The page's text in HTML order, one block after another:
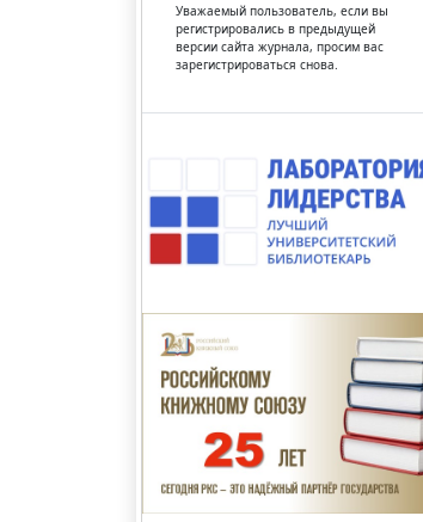
Уважаемый пользователь, если вы
регистрировались в предыдущей
версии сайта журнала, просим вас
зарегистрироваться снова.